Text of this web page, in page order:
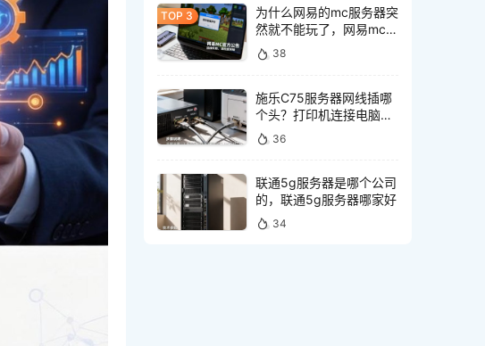
为什么网易的mc服务器突
然就不能玩了，网易mc服
务器突然不能玩怎么回事
38
施乐C75服务器网线插哪
个头？打印机连接电脑网
线接口怎么选
36
联通5g服务器是哪个公司
的，联通5g服务器哪家好
34